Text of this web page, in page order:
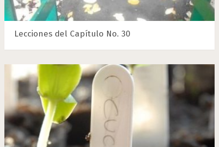
Lecciones del Capítulo No. 30